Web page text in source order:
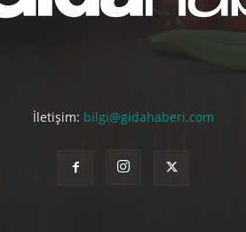
İletişim: bilgi@gidahaberi.com